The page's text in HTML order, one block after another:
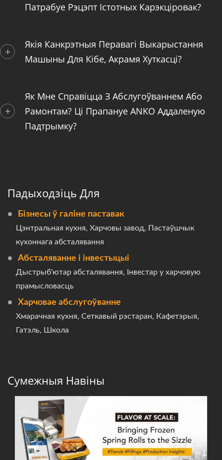
Патрабуе Рэцэпт Істотных Карэкціровак?
Якія Канкрэтныя Перавагі Выкарыстання
Машыны Для Кібе, Акрамя Хуткасці?
Як Мне Справіцца З Абслугоўваннем Або
Рамонтам? Ці Прапануе ANKO Аддаленую
Падтрымку?
Падыходзіць Для
Бізнесы ў галіне паставак
Цэнтральная кухня, Харчовы завод, Пастаўшчык
кухоннага абсталявання
Абсталяванне і інвестыцыі
Дыстрыб'ютар абсталявання, Інвестар у харчовую
прамысловасць
Харчовае абслугоўванне
Хмарачная кухня, Сеткавый рэстаран, Кафетэрыя,
Гатэль, Школа
Сумежныя Навіны